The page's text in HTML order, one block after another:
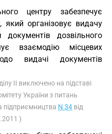
центру забезпечує
який організовує видачу
документів дозвільного
взаємодію місцевих
видачі документів
II виключено на підставі
України з питань
підприємництва N 34 від
)